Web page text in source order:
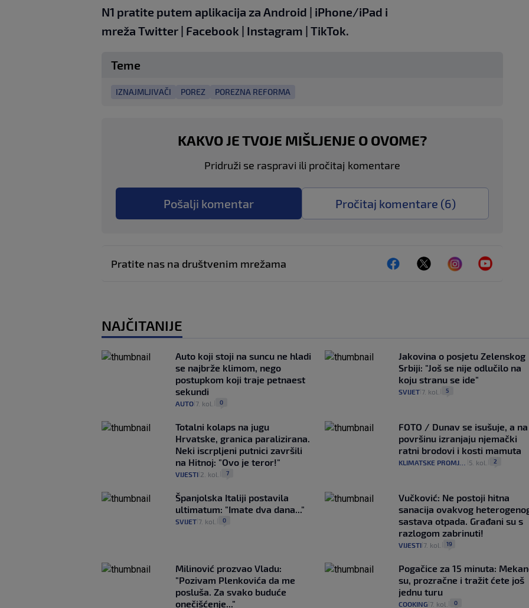
N1 pratite putem aplikacija za Android | iPhone/iPad i
mreža Twitter | Facebook | Instagram | TikTok.
Teme
IZNAJMLJIVAČI POREZ POREZNA REFORMA
KAKVO JE TVOJE MIŠLJENJE O OVOME?
Pridruži se raspravi ili pročitaj komentare
Pošalji komentar Pročitaj komentare (6)
Pratite nas na društvenim mrežama
NAJČITANIJE
Auto koji stoji na suncu ne hladi
se najbrže klimom, nego
postupkom koji traje petnaest
sekundi
AUTO 7. kol. 0
Jakovina o posjetu Zelenskog
Srbiji: "Još se nije odlučilo na
koju stranu se ide"
SVIJET| 7. kol. 5
Totalni kolaps na jugu
Hrvatske, granica paralizirana.
Neki iscrpljeni putnici završili
na Hitnoj: "Ovo je teror!"
VIJESTI 2. kol. 7
FOTO / Dunav se isušuje, a na
površinu izranjaju njemački
ratni brodovi i kosti mamuta
KLIMATSKE PROMJENE 5. kol. 2
Španjolska Italiji postavila
ultimatum: "Imate dva dana..."
SVIJET 7. kol. 0
Vučković: Ne postoji hitna
sanacija ovakvog
sastava otpada. Građani su s
razlogom zabrinuti!
VIJESTI| 7. kol. 19
Milinović prozvao Vladu:
"Pozivam Plenkovića da me
posluša. Za svako buduće
onečišćenje..."
Pogačice za 15 minuta:
su, prozračne i tražit ćete još
jednu turu
COOKING 7. kol. 0